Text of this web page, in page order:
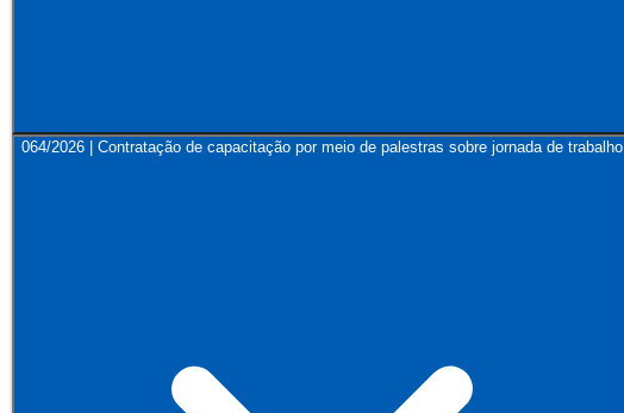
064/2026 | Contratação de capacitação por meio de palestras sobre jornada de trabalho